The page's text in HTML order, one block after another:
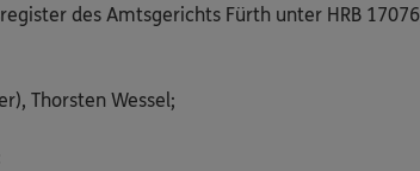
des Amtsgerichts Fürth unter HRB
Thorsten Wessel;